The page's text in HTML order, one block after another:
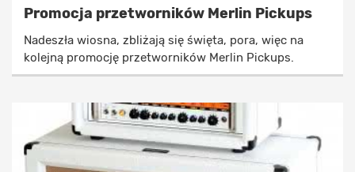
Promocja przetworników Merlin Pickups
Nadeszła wiosna, zbliżają się święta, pora, więc na
kolejną promocję przetworników Merlin Pickups.